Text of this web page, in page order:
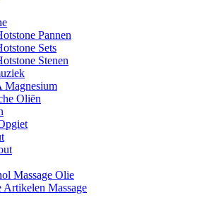
Pannen
Sets
Stenen
Magnesium
Oliën
Massage Olie
Artikelen Massage